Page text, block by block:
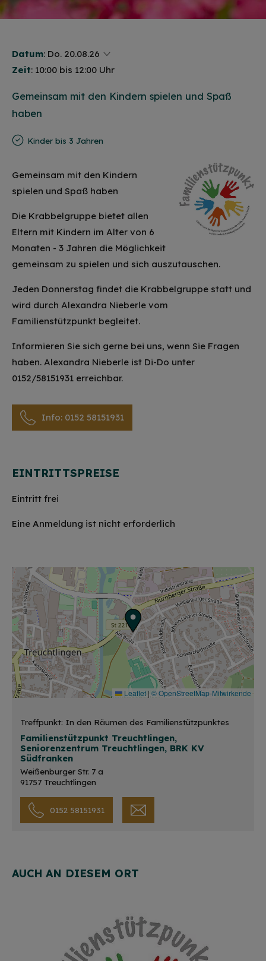
Datum: Do. 20.08.26
Zeit: 10:00 bis 12:00 Uhr
Gemeinsam mit den Kindern spielen und Spaß
haben
Kinder bis 3 Jahren
Gemeinsam mit den Kindern
spielen und Spaß haben
Die Krabbelgruppe bietet allen
Eltern mit Kindern im Alter von 6
Monaten - 3 Jahren die Möglichkeit
gemeinsam zu spielen und sich auszutauschen.
Jeden Donnerstag findet die Krabbelgruppe statt und
wird durch Alexandra Nieberle vom
Familienstützpunkt begleitet.
Informieren Sie sich gerne bei uns, wenn Sie Fragen
haben. Alexandra Nieberle ist Di-Do unter
0152/58151931 erreichbar.
Info: 0152 58151931
EINTRITTSPREISE
Eintritt frei
Eine Anmeldung ist nicht erforderlich
Leaflet | © OpenStreetMap-Mitwirkende
Treffpunkt: In den Räumen des Familienstützpunktes
Familienstützpunkt Treuchtlingen,
Seniorenzentrum Treuchtlingen, BRK KV
Südfranken
Weißenburger Str. 7 a
91757 Treuchtlingen
0152 58151931
AUCH AN DIESEM ORT